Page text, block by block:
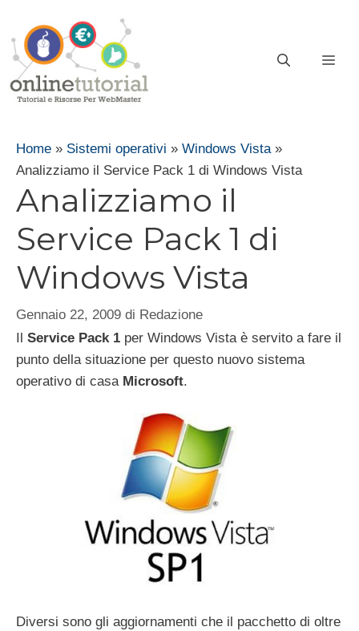
contenuto
Home » Sistemi operativi » Windows Vista »
Analizziamo il Service Pack 1 di Windows Vista
Analizziamo il
Service Pack 1 di
Windows Vista
Gennaio 22, 2009 di Redazione
Il Service Pack 1 per Windows Vista è servito a fare il
punto della situazione per questo nuovo sistema
operativo di casa Microsoft.
Diversi sono gli aggiornamenti che il pacchetto di oltre